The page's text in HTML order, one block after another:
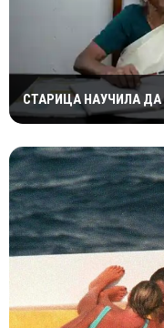
СТАРИЦА НАУЧИЛА